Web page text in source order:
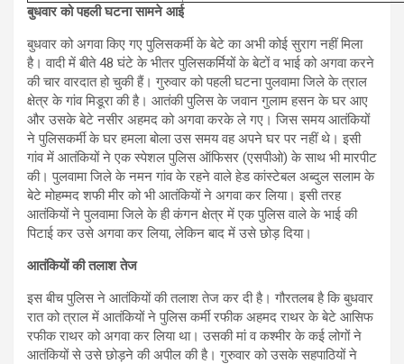
बुधवार को पहली घटना सामने आई
बुधवार को अगवा किए गए पुलिसकर्मी के बेटे का अभी कोई सुराग नहीं मिला
है। वादी में बीते 48 घंटे के भीतर पुलिसकर्मियों के बेटों व भाई को अगवा करने
की चार वारदात हो चुकी हैं। गुरुवार को पहली घटना पुलवामा जिले के त्राल
क्षेत्र के गांव मिडूरा की है। आतंकी पुलिस के जवान गुलाम हसन के घर आए
और उसके बेटे नसीर अहमद को अगवा करके ले गए। जिस समय आतंकियों
ने पुलिसकर्मी के घर हमला बोला उस समय वह अपने घर पर नहीं थे। इसी
गांव में आतंकियों ने एक स्पेशल पुलिस ऑफिसर (एसपीओ) के साथ भी मारपीट
की। पुलवामा जिले के नमन गांव के रहने वाले हेड कांस्टेबल अब्दुल सलाम के
बेटे मोहम्मद शफी मीर को भी आतंकियों ने अगवा कर लिया। इसी तरह
आतंकियों ने पुलवामा जिले के ही कंगन क्षेत्र में एक पुलिस वाले के भाई की
पिटाई कर उसे अगवा कर लिया, लेकिन बाद में उसे छोड़ दिया।
आतंकियों की तलाश तेज
इस बीच पुलिस ने आतंकियों की तलाश तेज कर दी है। गौरतलब है कि बुधवार
रात को त्राल में आतंकियों ने पुलिस कर्मी रफीक अहमद राथर के बेटे आसिफ
रफीक राथर को अगवा कर लिया था। उसकी मां व कश्मीर के कई लोगों ने
आतंकियों से उसे छोड़ने की अपील की है। गुरुवार को उसके सहपाठियों ने